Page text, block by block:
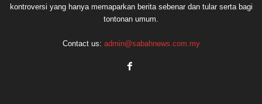
kontroversi yang hanya memaparkan berita sebenar dan tular serta bagi
tontonan umum.
Contact us: admin@sabahnews.com.my